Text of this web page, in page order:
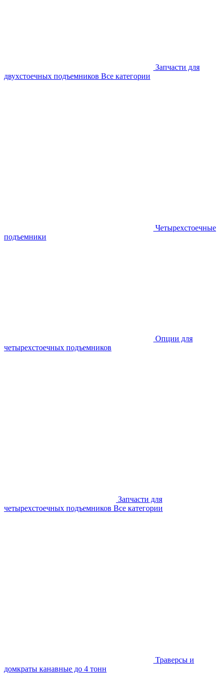
Запчасти для
двухстоечных подъемников Все категории
Четырехстоечные
подъемники
Опции для
четырехстоечных подъемников
Запчасти для
четырехстоечных подъемников Все категории
Траверсы и
домкраты канавные до 4 тонн